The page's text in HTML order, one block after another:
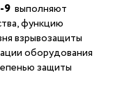
9 выполняют
функцию
взрывозащиты
оборудования
защиты